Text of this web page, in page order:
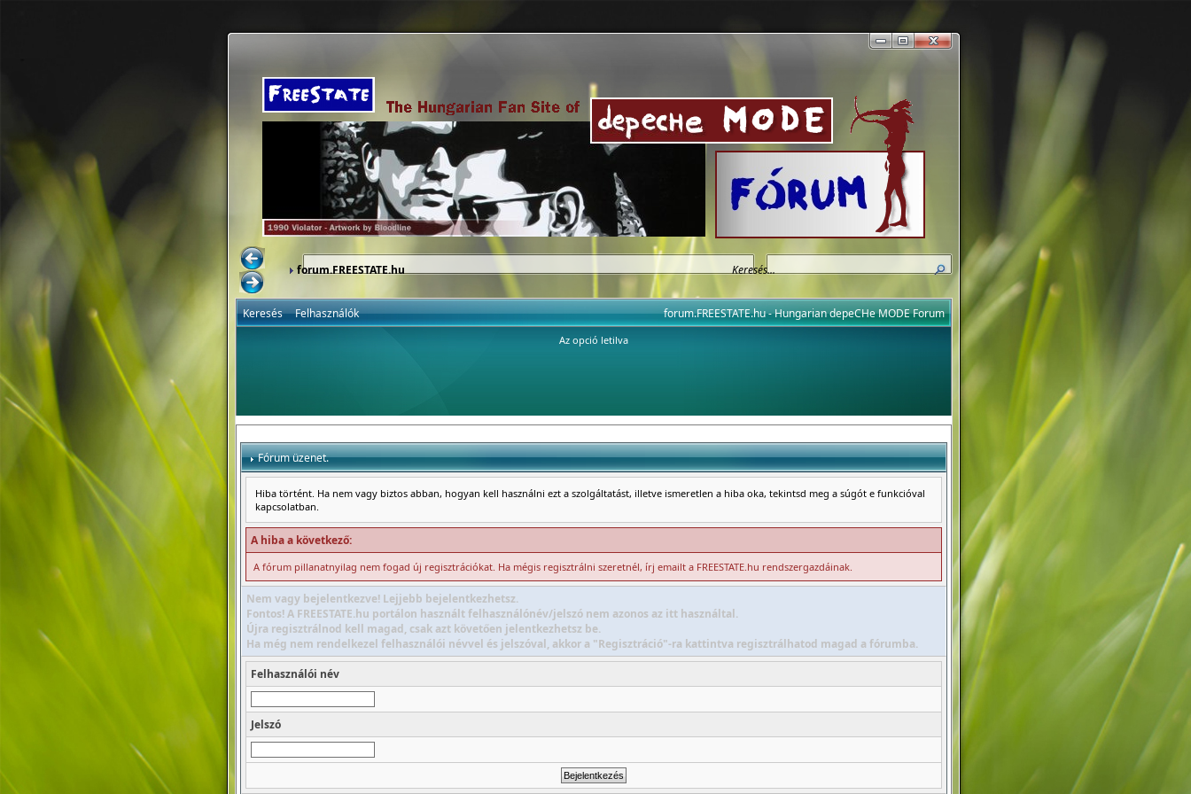
forum.FREESTATE.hu
forum.FREESTATE.hu - Hungarian depeCHe MODE Forum
Keresés Felhasználók
Az opció letilva
Fórum üzenet.
Hiba történt. Ha nem vagy biztos abban, hogyan kell használni ezt a szolgáltatást, illetve ismeretlen a hiba oka, tekintsd meg a súgót e funkcióval
kapcsolatban.
A hiba a következő:
A fórum pillanatnyilag nem fogad új regisztrációkat. Ha mégis regisztrálni szeretnél, írj emailt a FREESTATE.hu rendszergazdáinak.
Nem vagy bejelentkezve! Lejjebb bejelentkezhetsz.
Fontos! A FREESTATE.hu portálon használt felhasználónév/jelszó nem azonos az itt használtal.
Újra regisztrálnod kell magad, csak azt követően jelentkezhetsz be.
Ha még nem rendelkezel felhasználói névvel és jelszóval, akkor a "Regisztráció"-ra kattintva regisztrálhatod magad a fórumba.
Felhasználói név
Jelszó